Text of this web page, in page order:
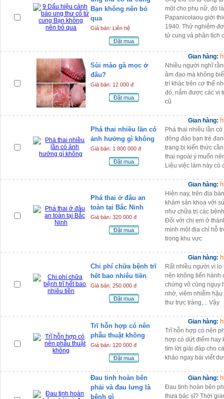
Bạn không nên bỏ
qua
Giá bán: Liên hệ
Đặt mua
một cho phụ nữ, đó
Papanicolaou giới
1940. Thử nghiệm
tử cung và phân tích
Sùi mào gà mọc ở
đâu?
Giá bán: 12 000 đ
Đặt mua
Gian hàng:
Nhiều người nghĩ
âm đạo mà không
trí khác trên cơ thể
đó, nắm được các vị
cũ
Phá thai nhiều lần có
ảnh hưởng gì không
Giá bán: 1 800 000 đ
Đặt mua
Gian hàng:
Phá thai nhiều lần
đông đảo bạn trẻ
trang bị kiến thức
thai ngoài ý muốn
Liệu việc làm này có
Phá thai ở đâu an
toàn tại Bắc Ninh
Giá bán: 320 000 đ
Đặt mua
Gian hàng:
Hiện nay, trên địa
khám sản khoa với
như chữa trị các
Đối với chị em ở
mình một địa chỉ hỗ
trong khu vực
Chi phí chữa bệnh trĩ
hết bao nhiêu tiền
Giá bán: 250 000 đ
Đặt mua
Gian hàng:
Rất nhiều người vì
nên không tiến hành
chứng vô cùng nguy
nhớ, viêm nhiễm
thư trực tràng,... Vậy
Trĩ hỗn hợp có nên
phẫu thuật không
Giá bán: 120 000 đ
Đặt mua
Gian hàng:
Trĩ hỗn hợp có nên
hợp có dứt điểm hay
tìm lời giải đáp cho
khảo ngay bài viết
Đau tinh hoàn bên
phải và đau lưng là
bệnh gì
Gian hàng:
Đau tinh hoàn bên
thưa bác sĩ? Thời